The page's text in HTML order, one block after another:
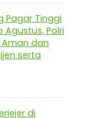
Pagar Tinggi
Agustus, Polri
Aman dan
serta
di